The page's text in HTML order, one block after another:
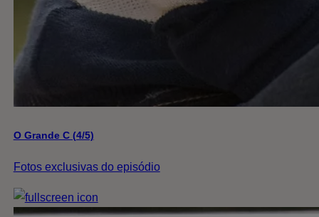
O Grande C (4/5)
Fotos exclusivas do episódio